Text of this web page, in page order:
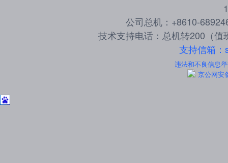
公司总机：+8610-
技术支持电话：总机转200（
支持信箱
违法和不良信息
京公网安